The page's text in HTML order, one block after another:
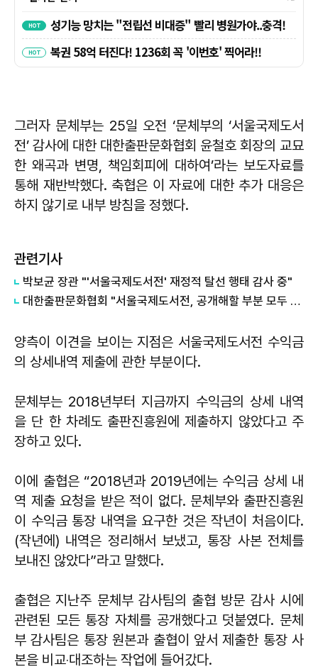
그러자 문체부는 25일 오전 ‘문체부의 ‘서울국제도서
전’ 감사에 대한 대한출판문화협회 윤철호 회장의 교묘
한 왜곡과 변명, 책임회피에 대하여’라는 보도자료를
통해 재반박했다. 축협은 이 자료에 대한 추가 대응은
하지 않기로 내부 방침을 정했다.
관련기사
박보균 장관 "'서울국제도서전' 재정적 탈선 행태 감사 중"
대한출판문화협회 "서울국제도서전, 공개해할 부분 모두 공개"
양측이 이견을 보이는 지점은 서울국제도서전 수익금
의 상세내역 제출에 관한 부분이다.
문체부는 2018년부터 지금까지 수익금의 상세 내역
을 단 한 차례도 출판진흥원에 제출하지 않았다고 주
장하고 있다.
이에 출협은 “2018년과 2019년에는 수익금 상세 내
역 제출 요청을 받은 적이 없다. 문체부와 출판진흥원
이 수익금 통장 내역을 요구한 것은 작년이 처음이다.
(작년에) 내역은 정리해서 보냈고, 통장 사본 전체를
보내진 않았다”라고 말했다.
출협은 지난주 문체부 감사팀의 출협 방문 감사 시에
관련된 모든 통장 자체를 공개했다고 덧붙였다. 문체
부 감사팀은 통장 원본과 출협이 앞서 제출한 통장 사
본을 비교‧대조하는 작업에 들어갔다.